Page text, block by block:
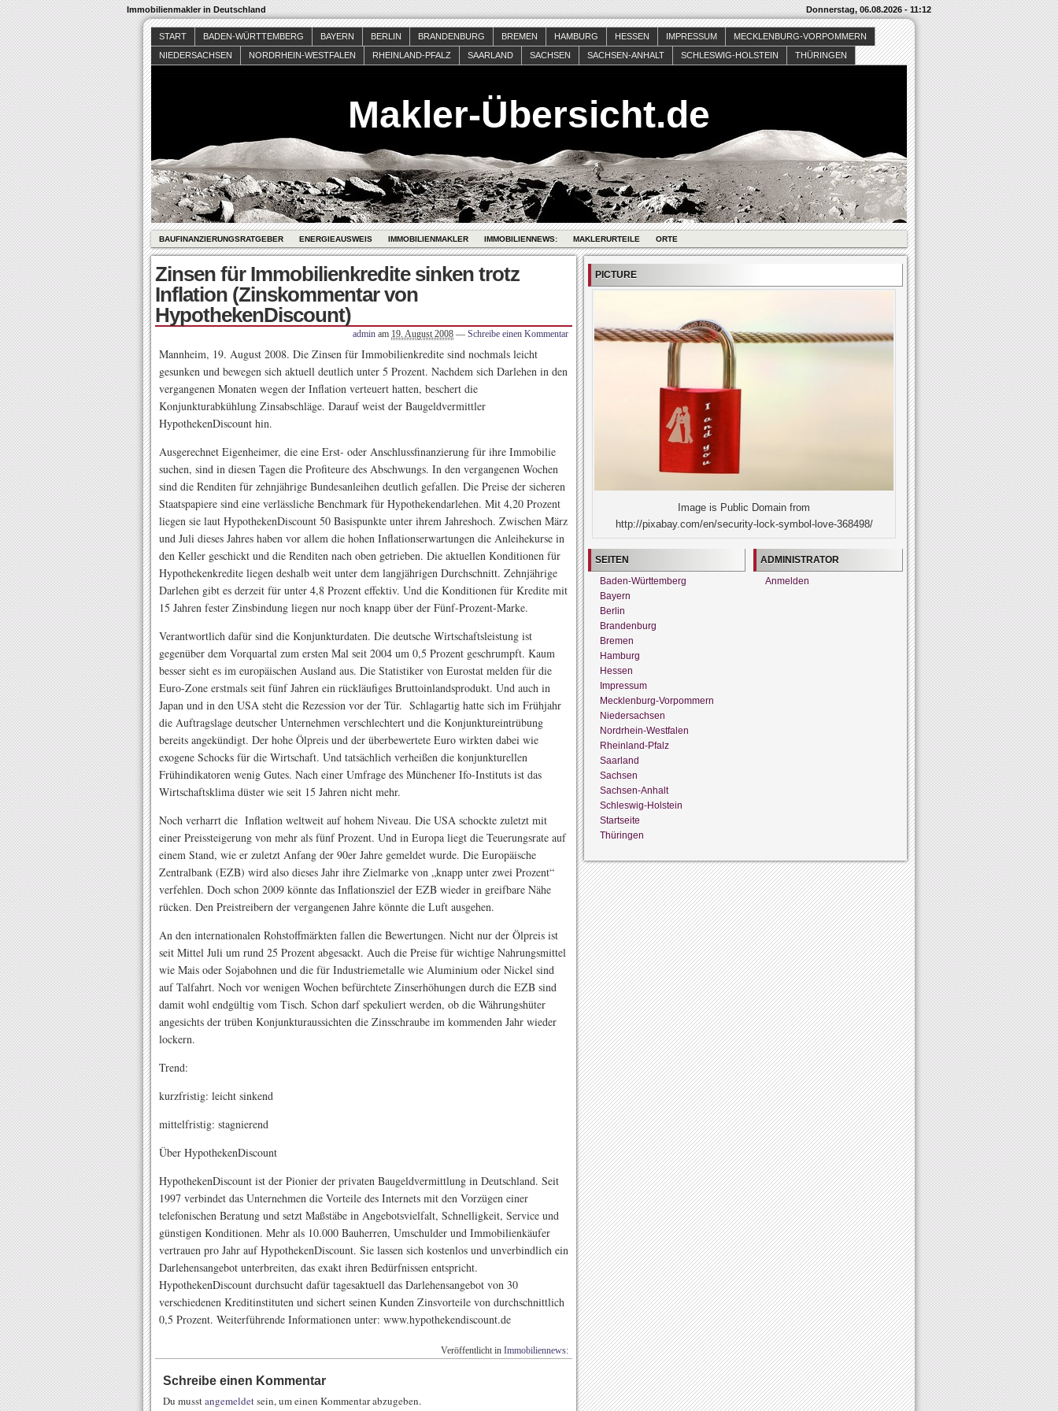
Immobilienmakler in Deutschland Donnerstag, 06.08.2026 - 11:12
START BADEN-WÜRTTEMBERG BAYERN BERLIN BRANDENBURG BREMEN HAMBURG HESSEN IMPRESSUM
MECKLENBURG-VORPOMMERN
NIEDERSACHSEN
NORDRHEIN-WESTFALEN RHEINLAND-PFALZ SAARLAND SACHSEN SACHSEN-ANHALT SCHLESWIG-HOLSTEIN THÜRINGEN
Makler-Übersicht.de
BAUFINANZIERUNGSRATGEBER ENERGIEAUSWEIS IMMOBILIENMAKLER IMMOBILIENNEWS: MAKLERURTEILE ORTE
Zinsen für Immobilienkredite sinken trotz
Inflation (Zinskommentar von
HypothekenDiscount)
admin am 19. August 2008 — Schreibe einen Kommentar
Mannheim, 19. August 2008. Die Zinsen für Immobilienkredite sind nochmals leicht
gesunken und bewegen sich aktuell deutlich unter 5 Prozent. Nachdem sich Darlehen in den
vergangenen Monaten wegen der Inflation verteuert hatten, beschert die
Konjunkturabkühlung Zinsabschläge. Darauf weist der Baugeldvermittler
HypothekenDiscount hin.
Ausgerechnet Eigenheimer, die eine Erst- oder Anschlussfinanzierung für ihre Immobilie
suchen, sind in diesen Tagen die Profiteure des Abschwungs. In den vergangenen Wochen
sind die Renditen für zehnjährige Bundesanleihen deutlich gefallen. Die Preise der sicheren
Staatspapiere sind eine verlässliche Benchmark für Hypothekendarlehen. Mit 4,20 Prozent
liegen sie laut HypothekenDiscount 50 Basispunkte unter ihrem Jahreshoch. Zwischen März
und Juli dieses Jahres haben vor allem die hohen Inflationserwartungen die Anleihekurse in
den Keller geschickt und die Renditen nach oben getrieben. Die aktuellen Konditionen für
Hypothekenkredite liegen deshalb weit unter dem langjährigen Durchschnitt. Zehnjährige
Darlehen gibt es derzeit für unter 4,8 Prozent effektiv. Und die Konditionen für Kredite mit
15 Jahren fester Zinsbindung liegen nur noch knapp über der Fünf-Prozent-Marke.
Verantwortlich dafür sind die Konjunkturdaten. Die deutsche Wirtschaftsleistung ist
gegenüber dem Vorquartal zum ersten Mal seit 2004 um 0,5 Prozent geschrumpft. Kaum
besser sieht es im europäischen Ausland aus. Die Statistiker von Eurostat melden für die
Euro-Zone erstmals seit fünf Jahren ein rückläufiges Bruttoinlandsprodukt. Und auch in
Japan und in den USA steht die Rezession vor der Tür. Schlagartig hatte sich im Frühjahr
die Auftragslage deutscher Unternehmen verschlechtert und die Konjunktureintrübung
bereits angekündigt. Der hohe Ölpreis und der überbewertete Euro wirkten dabei wie
exogene Schocks für die Wirtschaft. Und tatsächlich verheißen die konjunkturellen
Frühindikatoren wenig Gutes. Nach einer Umfrage des Münchener Ifo-Instituts ist das
Wirtschaftsklima düster wie seit 15 Jahren nicht mehr.
Noch verharrt die Inflation weltweit auf hohem Niveau. Die USA schockte zuletzt mit
einer Preissteigerung von mehr als fünf Prozent. Und in Europa liegt die Teuerungsrate auf
einem Stand, wie er zuletzt Anfang der 90er Jahre gemeldet wurde. Die Europäische
Zentralbank (EZB) wird also dieses Jahr ihre Zielmarke von „knapp unter zwei Prozent“
verfehlen. Doch schon 2009 könnte das Inflationsziel der EZB wieder in greifbare Nähe
rücken. Den Preistreibern der vergangenen Jahre könnte die Luft ausgehen.
An den internationalen Rohstoffmärkten fallen die Bewertungen. Nicht nur der Ölpreis ist
seit Mittel Juli um rund 25 Prozent abgesackt. Auch die Preise für wichtige Nahrungsmittel
wie Mais oder Sojabohnen und die für Industriemetalle wie Aluminium oder Nickel sind
auf Talfahrt. Noch vor wenigen Wochen befürchtete Zinserhöhungen durch die EZB sind
damit wohl endgültig vom Tisch. Schon darf spekuliert werden, ob die Währungshüter
angesichts der trüben Konjunkturaussichten die Zinsschraube im kommenden Jahr wieder
lockern.
Trend:
kurzfristig: leicht sinkend
mittelfristig: stagnierend
Über HypothekenDiscount
HypothekenDiscount ist der Pionier der privaten Baugeldvermittlung in Deutschland. Seit
1997 verbindet das Unternehmen die Vorteile des Internets mit den Vorzügen einer
telefonischen Beratung und setzt Maßstäbe in Angebotsvielfalt, Schnelligkeit, Service und
günstigen Konditionen. Mehr als 10.000 Bauherren, Umschulder und Immobilienkäufer
vertrauen pro Jahr auf HypothekenDiscount. Sie lassen sich kostenlos und unverbindlich ein
Darlehensangebot unterbreiten, das exakt ihren Bedürfnissen entspricht.
HypothekenDiscount durchsucht dafür tagesaktuell das Darlehensangebot von 30
verschiedenen Kreditinstituten und sichert seinen Kunden Zinsvorteile von durchschnittlich
0,5 Prozent. Weiterführende Informationen unter: www.hypothekendiscount.de
Veröffentlicht in Immobiliennews:
Schreibe einen Kommentar
Du musstangemeldetsein, um einen Kommentar abzugeben.
PICTURE
Image is Public Domain from
http://pixabay.com/en/security-lock-symbol-love-368498/
SEITEN
Baden-Württemberg
Bayern
Berlin
Brandenburg
Bremen
Hamburg
Hessen
Impressum
Mecklenburg-Vorpommern
Niedersachsen
Nordrhein-Westfalen
Rheinland-Pfalz
Saarland
Sachsen
Sachsen-Anhalt
Schleswig-Holstein
Startseite
Thüringen
ADMINISTRATOR
Anmelden